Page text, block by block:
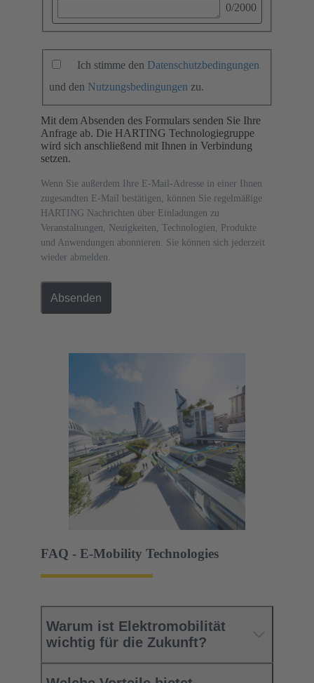
0/2000
Ich stimme den Datenschutzbedingungen
und den Nutzungsbedingungen zu.
Mit dem Absenden des Formulars senden Sie Ihre
Anfrage ab. Die HARTING Technologiegruppe
wird sich anschließend mit Ihnen in Verbindung
setzen.
Wenn Sie außerdem Ihre E-Mail-Adresse in einer Ihnen
zugesandten E-Mail bestätigen, können Sie regelmäßige
HARTING Nachrichten über Einladungen zu
Veranstaltungen, Neuigkeiten, Technologien, Produkte
und Anwendungen abonnieren. Sie können sich jederzeit
wieder abmelden.
Absenden
FAQ - E-Mobility Technologies
Warum ist Elektromobilität
wichtig für die Zukunft?​